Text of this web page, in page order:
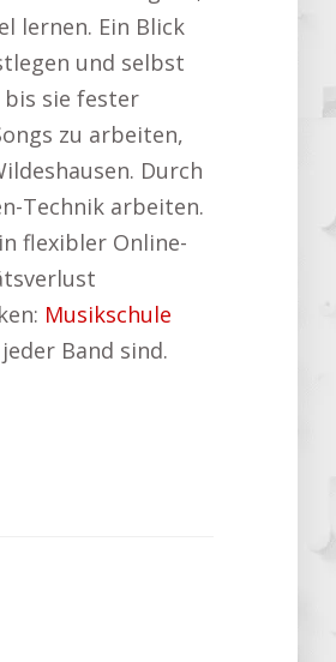
lernen. Ein Blick
und selbst
sie fester
zu arbeiten,
Durch
Technik arbeiten.
flexibler Online-
Musikschule
Band sind.